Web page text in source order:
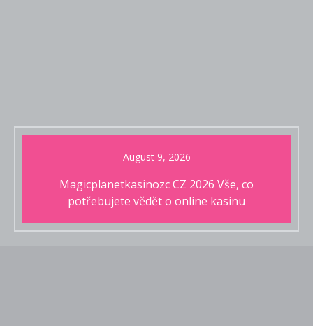
August 9, 2026
Magicplanetkasinozc CZ 2026 Vše, co
potřebujete vědět o online kasinu